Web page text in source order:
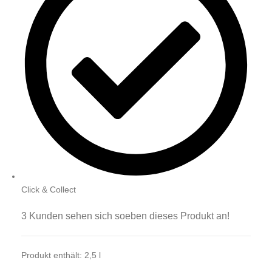
Click & Collect
3 Kunden sehen sich soeben dieses Produkt an!
Produkt enthält: 2,5 l